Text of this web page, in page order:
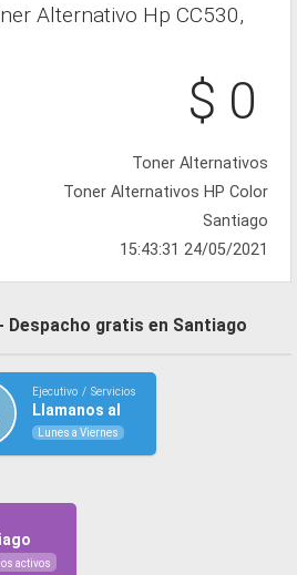
Alternativo Hp CC530,
$ 0
Toner Alternativos
Toner Alternativos HP Color
Santiago
15:43:31 24/05/2021
Despacho gratis en Santiago
Ejecutivo / Servicios
Llamanos al
Lunes a Viernes
activos